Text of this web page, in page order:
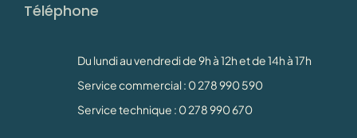
Téléphone
Du lundi au vendredi de 9h à 12h et de 14h à 17h
Service commercial : 0 278 990 590
Service technique : 0 278 990 670